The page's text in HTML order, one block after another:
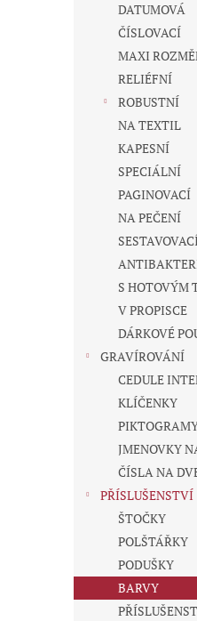
DATUMOVÁ
ČÍSLOVACÍ
MAXI
RELIÉFNÍ
ROBUSTNÍ
NA TEXTIL
KAPESNÍ
SPECIÁLNÍ
PAGINOVACÍ
NA PEČENÍ
S HOTOVÝM
V PROPISCE
DÁRKOVÉ
GRAVÍROVÁNÍ
CEDULE
KLÍČENKY
JMENOVKY
ČÍSLA NA
PŘÍSLUŠENSTVÍ
ŠTOČKY
POLŠTÁŘKY
PODUŠKY
BARVY